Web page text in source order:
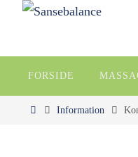
content
FORSIDE
HomeInformation